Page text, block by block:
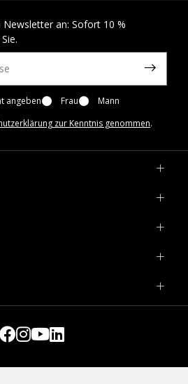
Newsletter an: Sofort 10 %
angeben Frau
Mann
zur Kenntnis genommen.